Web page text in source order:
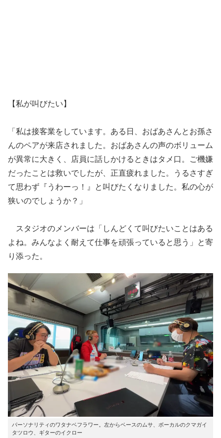
【私が叫びたい】
「私は接客業をしています。ある日、おばあさんとお孫さ
んのペアが来店されました。おばあさんの声のボリューム
が異常に大きく、店員に話しかけるときはタメ口。ご機嫌
だったことは救いでしたが、正直疲れました。うるさすぎ
て思わず『うわーっ！』と叫びたくなりました。私の心が
狭いのでしょうか？」
スタジオのメンバーは「しんどくて叫びたいことはある
よね。みんなよく耐えて仕事を頑張っていると思う」と寄
り添った。
パーソナリティのワタナベフラワー。左からベースのムサ、ボーカルのクマガイ
タツロウ、ギターのイクロー